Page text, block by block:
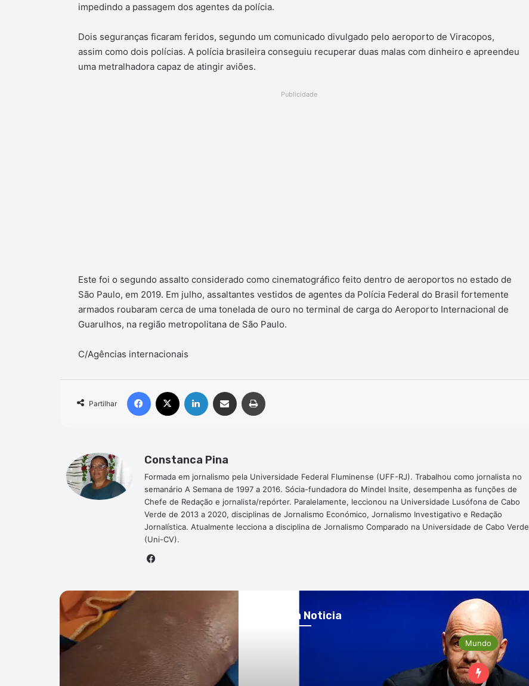
impedindo a passagem dos agentes da polícia.
Dois seguranças ficaram feridos, segundo um comunicado divulgado pelo aeroporto de Viracopos,
assim como dois polícias. A polícia brasileira conseguiu recuperar duas malas com dinheiro e apreendeu
uma metralhadora capaz de atingir aviões.
Publicidade
Este foi o segundo assalto considerado como cinematográfico feito dentro de aeroportos no estado de
São Paulo, em 2019. Em julho, assaltantes vestidos de agentes da Polícia Federal do Brasil fortemente
armados roubaram cerca de uma tonelada de ouro no terminal de carga do Aeroporto Internacional de
Guarulhos, na região metropolitana de São Paulo.
C/Agências internacionais
Partilhar
Facebook Linkedin Compartilhar via e-mail
Constanca Pina
Formada em jornalismo pela Universidade Federal Fluminense (UFF-RJ). Trabalhou como jornalista no
semanário A Semana de 1997 a 2016. Sócia-fundadora do Mindel Insite, desempenha as funções de
Chefe de Redação e jornalista/repórter. Paralelamente, leccionou na Universidade Lusófona de Cabo
Verde de 2013 a 2020, disciplinas de Jornalismo Económico, Jornalismo Investigativo e Redação
Jornalística. Atualmente lecciona a disciplina de Jornalismo Comparado na Universidade de Cabo Verde
(Uni-CV).
Próxima Noticia